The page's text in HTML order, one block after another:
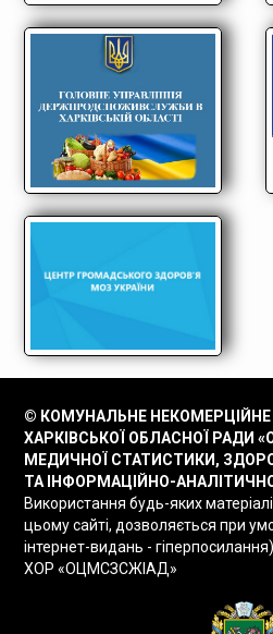
© КОМУНАЛЬНЕ
ХАРКІВСЬКОЇ ОБЛАСНОЇ РАДИ
МЕДИЧНОЇ СТАТИСТИКИ,
ТА ІНФОРМАЦІЙНО-
Використання будь-яких
цьому сайті, дозволяється при
інтернет-видань -
ХОР «ОЦМСЗСЖІАД»